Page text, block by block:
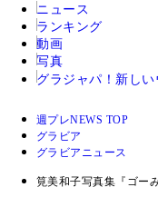
ニュース
ランキング
動画
写真
グラジャパ！ 新しい
週プレNEWS TOP
グラビア
グラビアニュース
筧美和子写真集『ゴー